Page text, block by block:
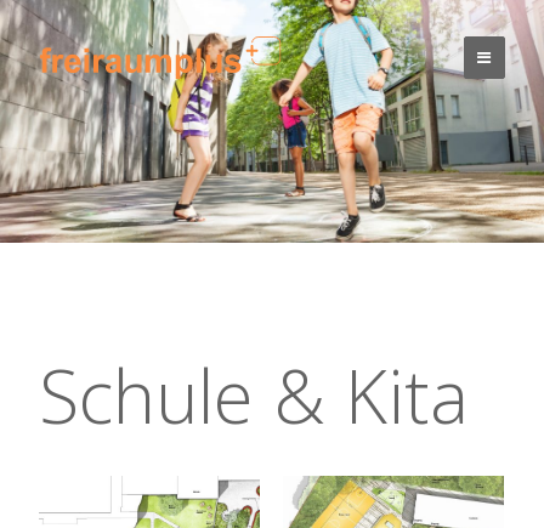
Schule & Kita